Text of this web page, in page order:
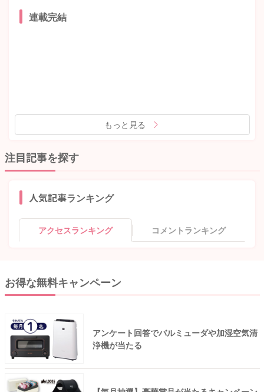
連載完結
もっと見る
注目記事を探す
人気記事ランキング
アクセスランキング コメントランキング
お得な無料キャンペーン
アンケート回答でバルミューダや加湿空気清
浄機が当たる